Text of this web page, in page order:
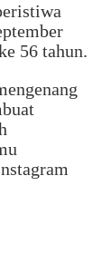
56 tahun.